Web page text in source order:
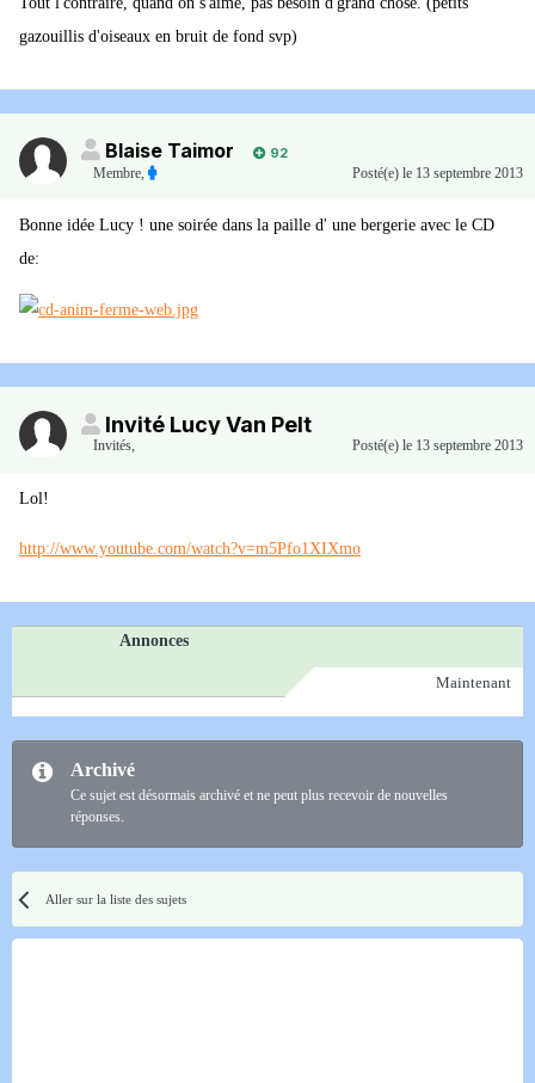
gazouillis d'oiseaux en bruit de fond svp)
Blaise Taimor
92
Membre, Posté(e) le 13 septembre 2013
Bonne idée Lucy ! une soirée dans la paille d' une bergerie avec le CD
de:
Invité Lucy Van Pelt
Invités, Posté(e) le 13 septembre 2013
Lol!
http://www.youtube.com/watch?v=m5Pfo1XIXmo
Annonces
Maintenant
Archivé
Ce sujet est désormais archivé et ne peut plus recevoir de nouvelles
réponses.
Aller sur la liste des sujets